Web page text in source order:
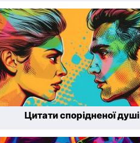
Цитати спорідненої душі